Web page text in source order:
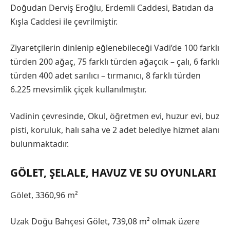
Doğudan Derviş Eroğlu, Erdemli Caddesi, Batıdan da
Kışla Caddesi ile çevrilmiştir.
Ziyaretçilerin dinlenip eğlenebileceği Vadi’de 100 farklı
türden 200 ağaç, 75 farklı türden ağaçcık – çalı, 6 farklı
türden 400 adet sarılıcı – tırmanıcı, 8 farklı türden
6.225 mevsimlik çiçek kullanılmıştır.
Vadinin çevresinde, Okul, öğretmen evi, huzur evi, buz
pisti, koruluk, halı saha ve 2 adet belediye hizmet alanı
bulunmaktadır.
GÖLET, ŞELALE, HAVUZ VE SU OYUNLARI
Gölet, 3360,96 m²
Uzak Doğu Bahçesi Gölet, 739,08 m² olmak üzere